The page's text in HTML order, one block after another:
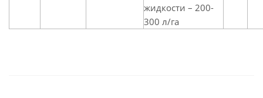
жидкости – 200-
300 л/га